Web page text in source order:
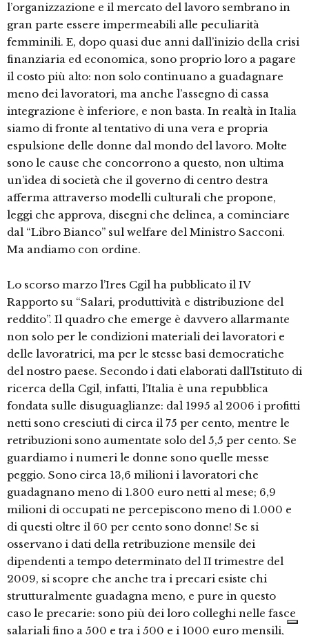
l’organizzazione e il mercato del lavoro sembrano in
gran parte essere impermeabili alle peculiarità
femminili. E, dopo quasi due anni dall’inizio della crisi
finanziaria ed economica, sono proprio loro a pagare
il costo più alto: non solo continuano a guadagnare
meno dei lavoratori, ma anche l’assegno di cassa
integrazione è inferiore, e non basta. In realtà in Italia
siamo di fronte al tentativo di una vera e propria
espulsione delle donne dal mondo del lavoro. Molte
sono le cause che concorrono a questo, non ultima
un’idea di società che il governo di centro destra
afferma attraverso modelli culturali che propone,
leggi che approva, disegni che delinea, a cominciare
dal “Libro Bianco” sul welfare del Ministro Sacconi.
Ma andiamo con ordine.
Lo scorso marzo l’Ires Cgil ha pubblicato il IV
Rapporto su “Salari, produttività e distribuzione del
reddito”. Il quadro che emerge è davvero allarmante
non solo per le condizioni materiali dei lavoratori e
delle lavoratrici, ma per le stesse basi democratiche
del nostro paese. Secondo i dati elaborati dall’Istituto di
ricerca della Cgil, infatti, l’Italia è una repubblica
fondata sulle disuguaglianze: dal 1995 al 2006 i profitti
netti sono cresciuti di circa il 75 per cento, mentre le
retribuzioni sono aumentate solo del 5,5 per cento. Se
guardiamo i numeri le donne sono quelle messe
peggio. Sono circa 13,6 milioni i lavoratori che
guadagnano meno di 1.300 euro netti al mese; 6,9
milioni di occupati ne percepiscono meno di 1.000 e
di questi oltre il 60 per cento sono donne! Se si
osservano i dati della retribuzione mensile dei
dipendenti a tempo determinato del II trimestre del
2009, si scopre che anche tra i precari esiste chi
strutturalmente guadagna meno, e pure in questo
caso le precarie: sono più dei loro colleghi nelle fasce
salariali fino a 500 e tra i 500 e i 1000 euro mensili,